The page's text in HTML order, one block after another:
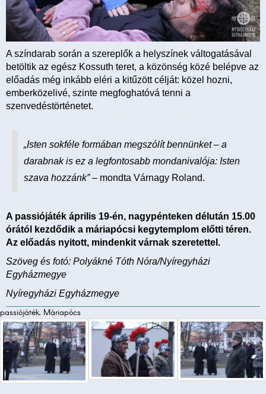
A színdarab során a szereplők a helyszínek váltogatásával
betöltik az egész Kossuth teret, a közönség közé belépve az
előadás még inkább eléri a kitűzött célját: közel hozni,
emberközelivé, szinte megfoghatóvá tenni a
szenvedéstörténetet.
„Isten sokféle formában megszólít bennünket – a
darabnak is ez a legfontosabb mondanivalója: Isten
szava hozzánk”– mondta Várnagy Roland.
A passiójáték április 19-én, nagypénteken délután 15.00
órától kezdődik a máriapócsi kegytemplom előtti téren.
Az előadás nyitott, mindenkit várnak szeretettel.
Szöveg és fotó: Polyákné Tóth Nóra/Nyíregyházi
Egyházmegye
Nyíregyházi Egyházmegye
passiójáték, Máriapócs